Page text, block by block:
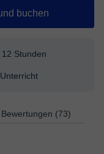
buchen
Stunden
Bewertungen (73)